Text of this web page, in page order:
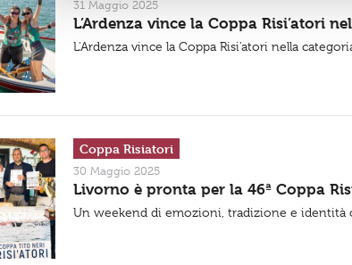
l
c
o
n
n
s
o
31 Maggio 2025
L’Ardenza vince la Coppa Risi’atori
L’Ardenza vince la Coppa Risi’atori nella
Coppa Risiatori
30 Maggio 2025
Livorno è pronta per la 46ª Coppa
Un weekend di emozioni, tradizione e identità